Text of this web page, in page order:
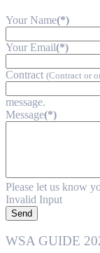
Your Name(*)
Your Email(*)
Contract (Contract or
message.
Message(*)
Please let us know
Invalid Input
Send
WSA GUIDE